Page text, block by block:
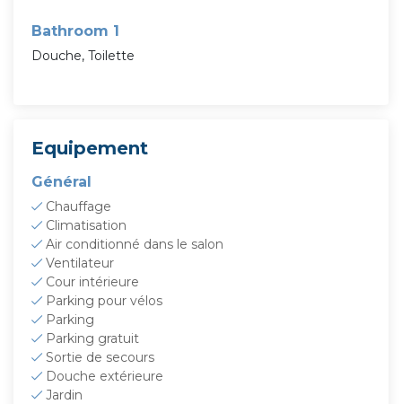
Bathroom 1
Douche, Toilette
Equipement
Général
Chauffage
Climatisation
Air conditionné dans le salon
Ventilateur
Cour intérieure
Parking pour vélos
Parking
Parking gratuit
Sortie de secours
Douche extérieure
Jardin